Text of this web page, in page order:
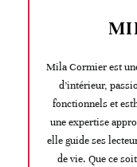
Mila Cormier est
d’intérieur,
fonctionnels et
une expertise
elle guide ses
de vie. Que ce